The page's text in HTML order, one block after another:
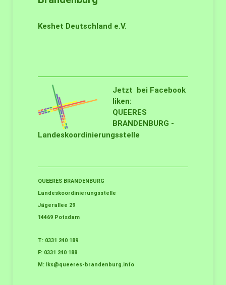
Keshet Deutschland e.V.
Jetzt bei Facebook
liken:
QUEERES
BRANDENBURG -
Landeskoordinierungsstelle
QUEERES BRANDENBURG
Landeskoordinierungsstelle
Jägerallee 29
14469 Potsdam
T: 0331 240 189
F: 0331 240 188
M:
lks@queeres-brandenburg.info